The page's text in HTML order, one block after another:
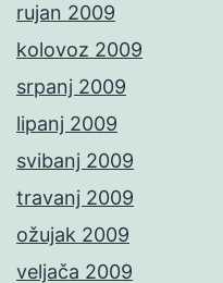
rujan 2009
kolovoz 2009
srpanj 2009
lipanj 2009
svibanj 2009
travanj 2009
ožujak 2009
veljača 2009